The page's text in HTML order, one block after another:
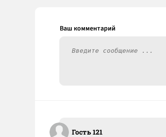
Гость 121